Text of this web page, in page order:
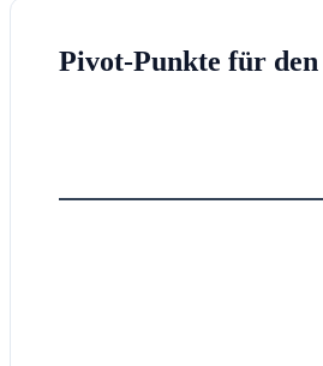
Pivot-Punkte für den